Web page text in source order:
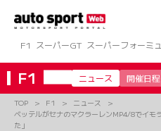
ツ
へ
ス
キ
F1 スーパーGT スーパーフォーミ
F1 ニュース 開催日
TOP F1
ニュース
ベッテルがセナのマクラーレンMP4/8でイモ
た」